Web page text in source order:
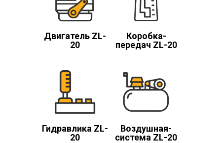
Двигатель ZL-
20
Коробка-
передач ZL-20
Гидравлика ZL-
20
Воздушная-
система ZL-20